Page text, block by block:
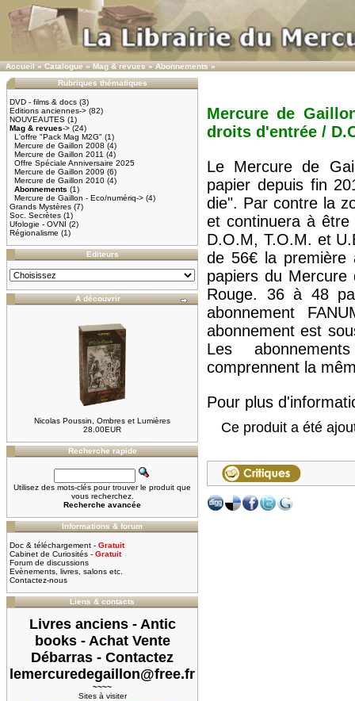
Accueil»Catalogue»Mag & revues»Abonnements»
Rubriques thématiques
DVD - films & docs (3)
Editions anciennes-> (82)
NOUVEAUTES (1)
Mag & revues-> (24)
L'offre "Pack Mag M2G" (1)
Mercure de Gaillon 2008 (4)
Mercure de Gaillon 2011 (4)
Offre Spéciale Anniversaire 2025
Mercure de Gaillon 2009 (6)
Mercure de Gaillon 2010 (4)
Abonnements (1)
Mercure de Gaillon - Eco/numériq-> (4)
Grands Mystères (7)
Soc. Secrètes (1)
Ufologie - OVNI (2)
Régionalisme (1)
Editeurs
A découvrir
Nicolas Poussin, Ombres et Lumières
28.00EUR
Recherche rapide
Utilisez des mots-clés pour trouver le produit que
vous recherchez.
Recherche avancée
Informations & forum
Doc & téléchargement - Gratuit
Cabinet de Curiosités - Gratuit
Forum de discussions
Evènements, livres, salons etc.
Contactez-nous
Liens & contacts
Livres anciens - Antic
books - Achat Vente
Débarras - Contactez
lemercuredegaillon@free.fr
~~~~
Sites à visiter
Mercure de
droits d'entrée /
Le Mercure de
papier depuis fin
die". Par contre la
et continuera à être
D.O.M, T.O.M. et
de 56€ la première
papiers du Mercure
Rouge. 36 à 48
abonnement
abonnement est
Les
comprennent la
Pour plus
Ce produit a été